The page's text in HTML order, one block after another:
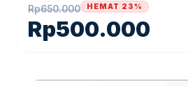
Rp650.000
Rp500.000
HEMAT 23%